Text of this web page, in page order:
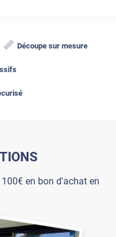
Découpe sur mesure
en bon d'achat en